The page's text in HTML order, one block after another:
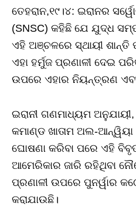
ତେହରାନ,୧୯।୪: ଇରାନର
(SNSC) କହିଛି ଯେ ଯୁଦ୍ଧ
ଏହି ଅଞ୍ଚଳରେ ସ୍ଥାୟୀ ଶାନ୍ତି
ଏହା ହର୍ମୁଜ ପ୍ରଣାଳୀ ଦେଇ
ଉପରେ ଏହାର ନିୟନ୍ତ୍ରଣ
ଇରାନୀ ଗଣମାଧ୍ୟମ
କମାଣ୍ଡ ଖାତାମ ଅଲ-
ଘୋଷଣା କରିବା ପରେ ଏହି
ଆମେରିକାର ଜାରି ରହିଥିବା
ପ୍ରଣାଳୀ ଉପରେ ପୁନର୍ୱାର
କରାଯାଉଛି।